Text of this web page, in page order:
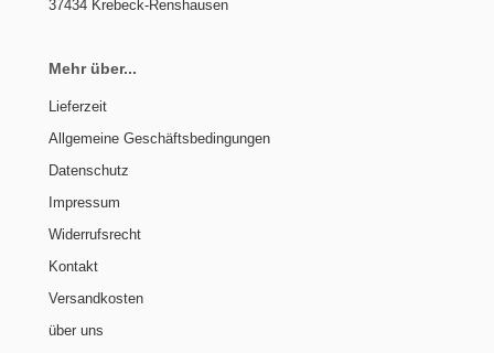
37434 Krebeck-Renshausen
Mehr über...
Lieferzeit
Allgemeine Geschäftsbedingungen
Datenschutz
Impressum
Widerrufsrecht
Kontakt
Versandkosten
über uns